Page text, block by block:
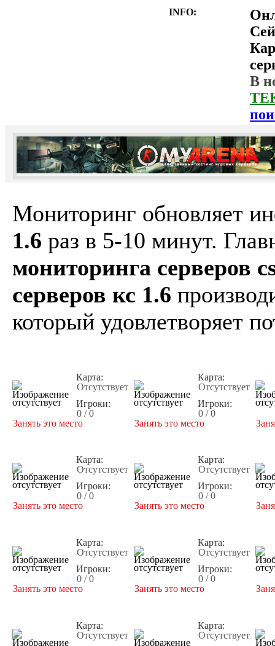
INFO:
В
Мониторинг обновляет
1.6 раз в 5-10 минут.
мониторинга серверов
серверов кс 1.6
который удовлетворяет
Карта:
Отсутствует
Игроки:
0 / 0
Занять это место
Карта:
Отсутствует
Игроки:
0 / 0
Занять это место
Карта:
Отсутствует
Игроки:
0 / 0
Занять это место
Карта:
Отсутствует
Игроки:
0 / 0
Занять это место
Карта:
Отсутствует
Игроки:
0 / 0
Занять это место
Карта:
Отсутствует
Игроки:
0 / 0
Занять это место
Карта:
Отсутствует
Карта:
Отсутствует